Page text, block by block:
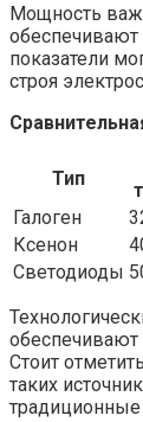
Мощность
показатели
строя
Тип
Галоген
Ксенон
Светодиоды
Стоит
таких